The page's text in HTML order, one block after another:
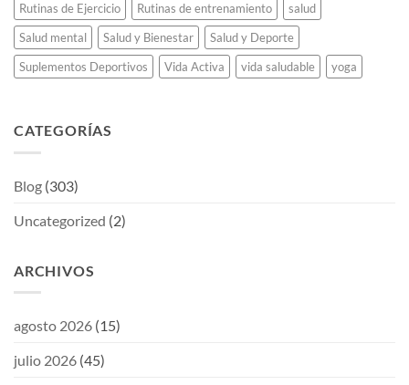
Rutinas de Ejercicio
Rutinas de entrenamiento
salud
Salud mental
Salud y Bienestar
Salud y Deporte
Suplementos Deportivos
Vida Activa vida saludable yoga
CATEGORÍAS
Blog (303)
Uncategorized (2)
ARCHIVOS
agosto 2026 (15)
julio 2026 (45)